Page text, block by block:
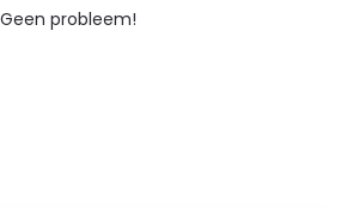
probleem!